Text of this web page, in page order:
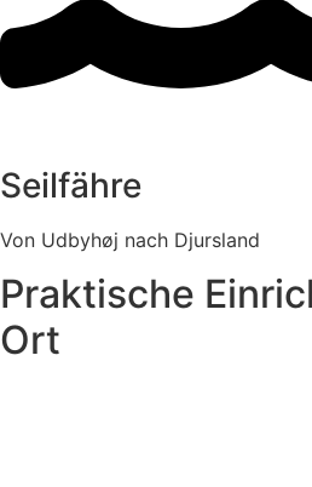
Seilfähre
Von Udbyhøj nach Djursland
Praktische
Ort